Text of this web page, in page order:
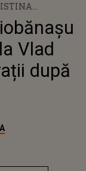
INELUL PRIMIT
NOI
DESPĂRȚIRE
Vlad
după